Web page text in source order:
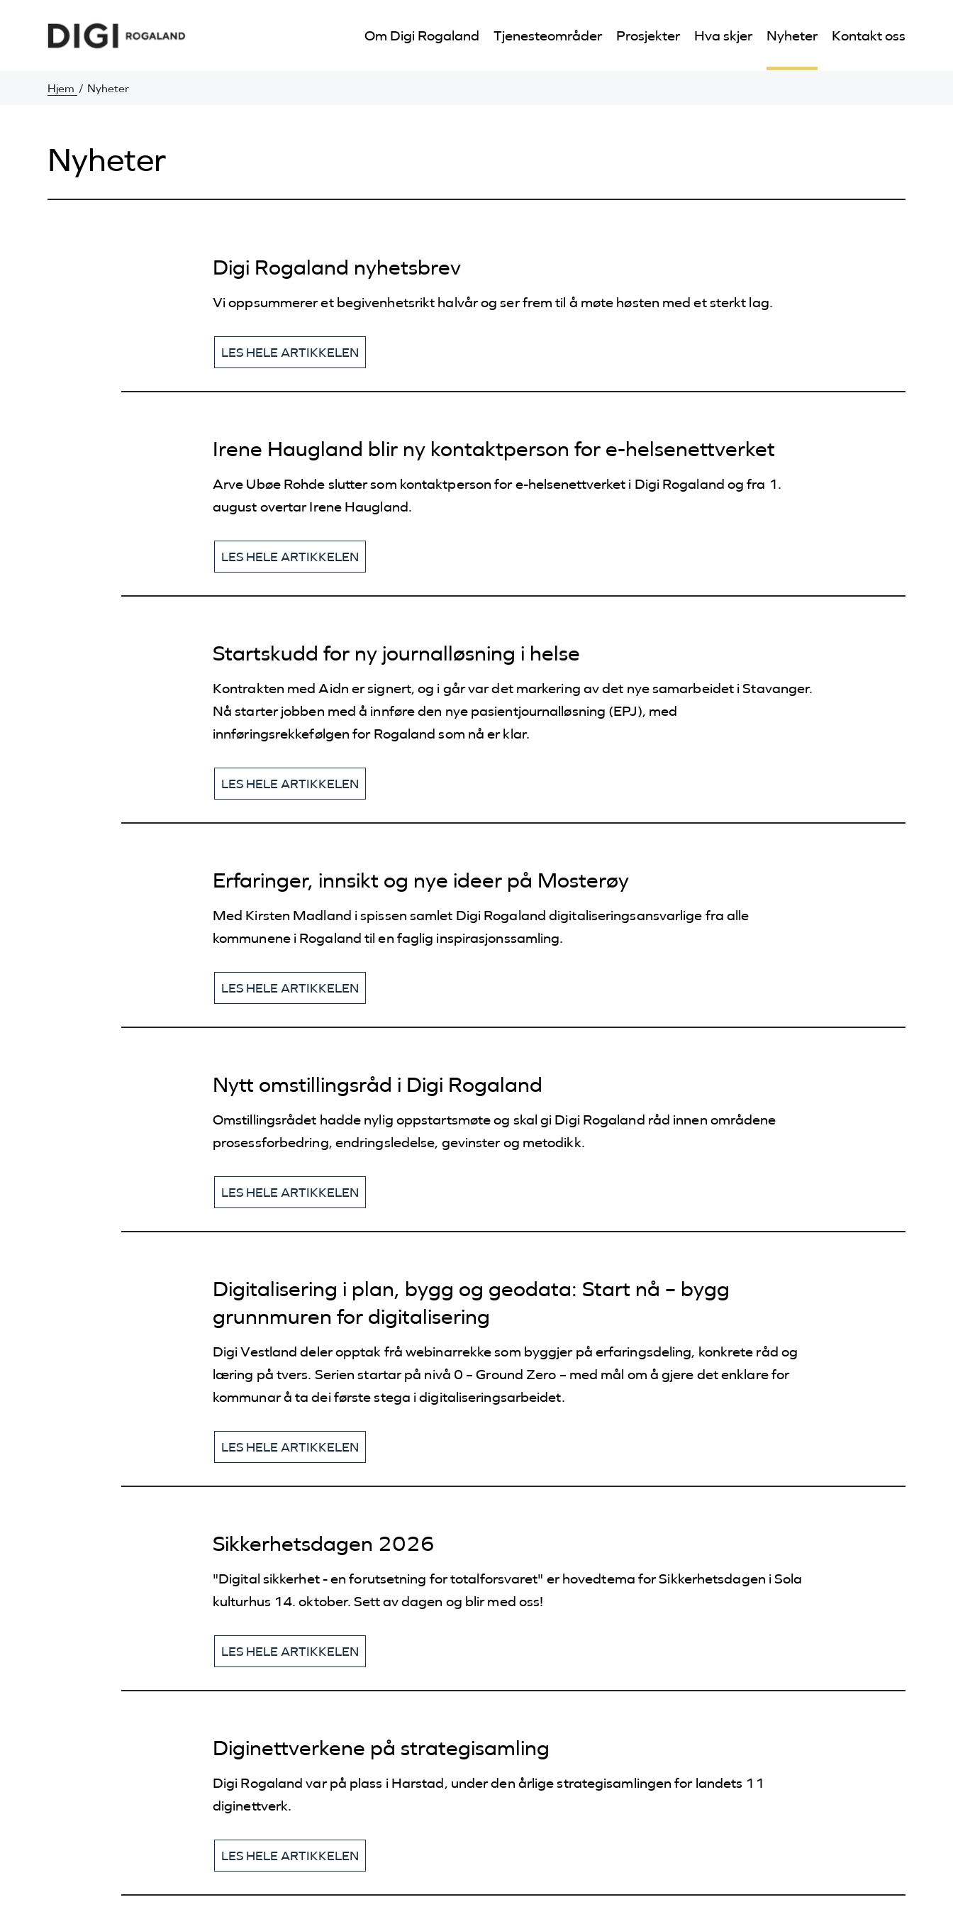
Om Digi Rogaland Tjenesteområder Prosjekter Hva skjer Nyheter Kontakt oss
Hjem Nyheter
Nyheter
Digi Rogaland nyhetsbrev
Vi oppsummerer et begivenhetsrikt halvår og ser frem til å møte høsten med et sterkt lag.
LES HELE ARTIKKELEN
Irene Haugland blir ny kontaktperson for e-helsenettverket
Arve Ubøe Rohde slutter som kontaktperson for e-helsenettverket i Digi Rogaland og fra 1.
august overtar Irene Haugland.
LES HELE ARTIKKELEN
Startskudd for ny journalløsning i helse
Kontrakten med Aidn er signert, og i går var det markering av det nye samarbeidet i Stavanger.
Nå starter jobben med å innføre den nye pasientjournalløsning (EPJ), med
innføringsrekkefølgen for Rogaland som nå er klar.
LES HELE ARTIKKELEN
Erfaringer, innsikt og nye ideer på Mosterøy
Med Kirsten Madland i spissen samlet Digi Rogaland digitaliseringsansvarlige fra alle
kommunene i Rogaland til en faglig inspirasjonssamling.
LES HELE ARTIKKELEN
Nytt omstillingsråd i Digi Rogaland
Omstillingsrådet hadde nylig oppstartsmøte og skal gi Digi Rogaland råd innen områdene
prosessforbedring, endringsledelse, gevinster og metodikk.
LES HELE ARTIKKELEN
Digitalisering i plan, bygg og geodata: Start nå – bygg
grunnmuren for digitalisering
Digi Vestland deler opptak frå webinarrekke som byggjer på erfaringsdeling, konkrete råd og
læring på tvers. Serien startar på nivå 0 – Ground Zero – med mål om å gjere det enklare for
kommunar å ta dei første stega i digitaliseringsarbeidet.
LES HELE ARTIKKELEN
Sikkerhetsdagen 2026
"Digital sikkerhet - en forutsetning for totalforsvaret" er hovedtema for Sikkerhetsdagen i Sola
kulturhus 14. oktober. Sett av dagen og blir med oss!
LES HELE ARTIKKELEN
Diginettverkene på strategisamling
Digi Rogaland var på plass i Harstad, under den årlige strategisamlingen for landets 11
diginettverk.
LES HELE ARTIKKELEN